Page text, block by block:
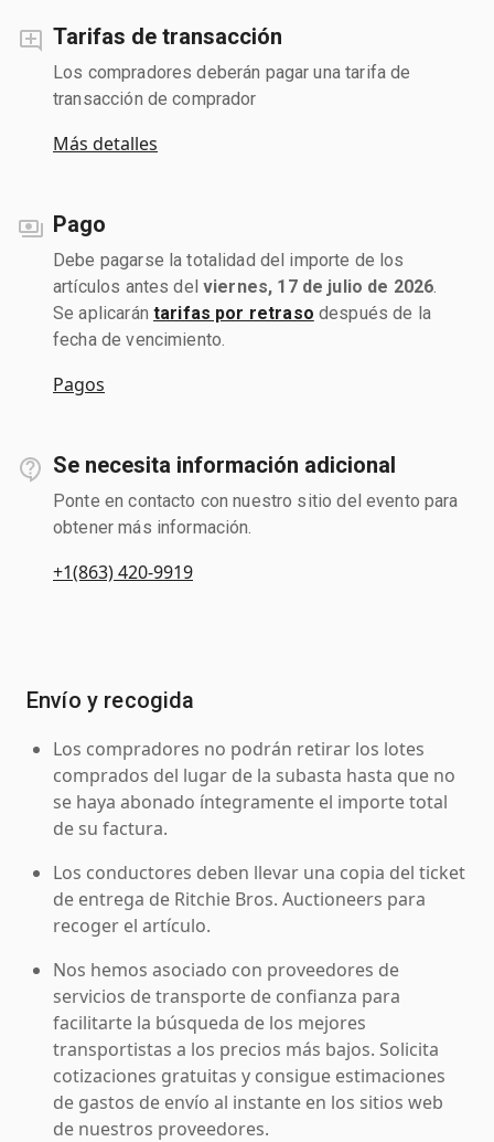
Tarifas de transacción
Los compradores deberán pagar una tarifa de
transacción de comprador
Más detalles
Pago
Debe pagarse la totalidad del importe de los
artículos antes del viernes, 17 de julio de 2026
Se aplicarán tarifas por retraso después de la
fecha de vencimiento.
Pagos
Se necesita información adicional
Ponte en contacto con nuestro sitio del evento para
obtener más información.
+1(863) 420-9919
Envío y recogida
Los compradores no podrán retirar los lotes
comprados del lugar de la subasta hasta que no
se haya abonado íntegramente el importe total
de su factura.
Los conductores deben llevar una copia del ticket
de entrega de Ritchie Bros. Auctioneers para
recoger el artículo.
Nos hemos asociado con proveedores de
servicios de transporte de confianza para
facilitarte la búsqueda de los mejores
transportistas a los precios más bajos. Solicita
cotizaciones gratuitas y consigue estimaciones
de gastos de envío al instante en los sitios web
de nuestros proveedores.